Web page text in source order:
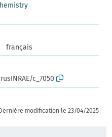
français
c_7050
modification le 23/04/2025